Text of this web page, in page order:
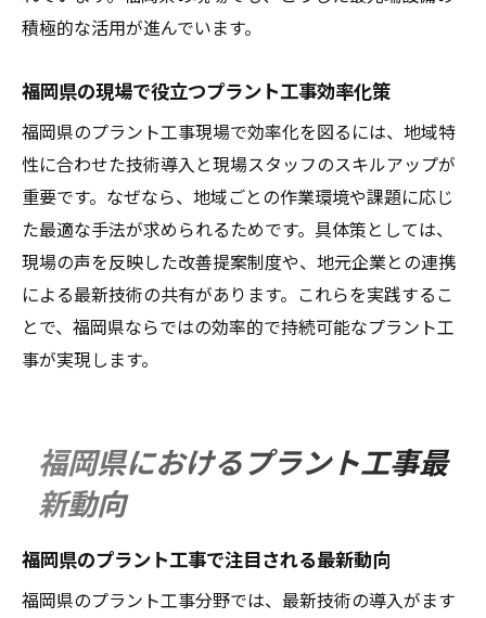
積極的な活用が進んでいます。
福岡県の現場で役立つプラント工事効率化策
福岡県のプラント工事現場で効率化を図るには、地域特
性に合わせた技術導入と現場スタッフのスキルアップが
重要です。なぜなら、地域ごとの作業環境や課題に応じ
た最適な手法が求められるためです。具体策としては、
現場の声を反映した改善提案制度や、地元企業との連携
による最新技術の共有があります。これらを実践するこ
とで、福岡県ならではの効率的で持続可能なプラント工
事が実現します。
福岡県におけるプラント工事最
新動向
福岡県のプラント工事で注目される最新動向
福岡県のプラント工事分野では、最新技術の導入がます